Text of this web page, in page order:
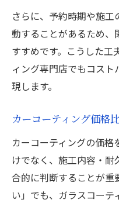
さらに、予約時期や施工
動することがあるため、
すすめです。こうした工
ィング専門店でもコス
現します。
カーコーティング価格
カーコーティングの価
けでなく、施工内容・
合的に判断することが重
い」でも、ガラスコー